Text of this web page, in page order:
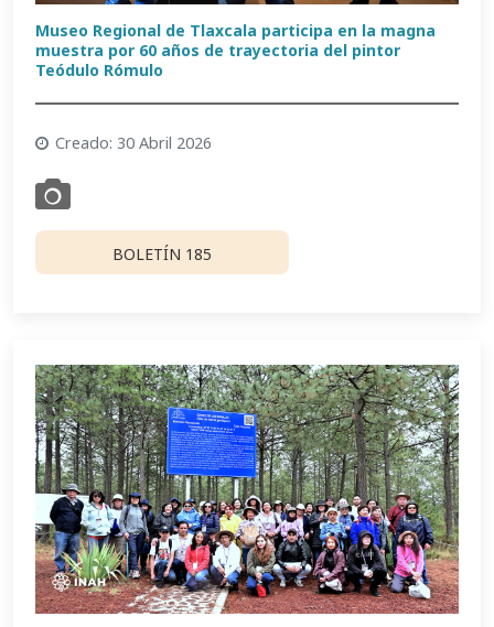
Museo Regional de Tlaxcala participa en la magna
muestra por 60 años de trayectoria del pintor
Teódulo Rómulo
Creado: 30 Abril 2026
BOLETÍN 185